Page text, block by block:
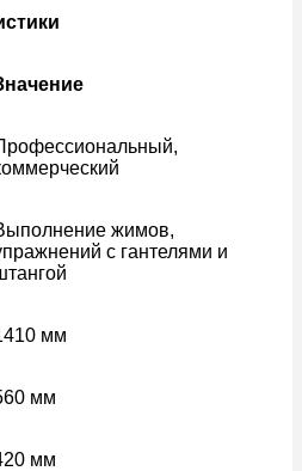
жимов,
с гантелями и
мм
мм
мм